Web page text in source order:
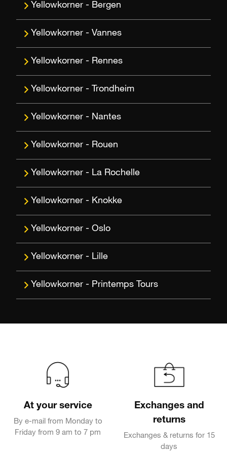
Bergen
Vannes
Rennes
Trondheim
Nantes
Rouen
La Rochelle
Knokke
Oslo
Lille
Printemps Tours
At your service
By e-mail from Monday to
Friday from 9 am to 7 pm
Exchanges and
returns
Exchanges & returns for 15
days